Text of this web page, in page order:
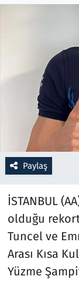
Paylaş
İSTANBUL
olduğu
Tuncel ve
Arası Kısa
Yüzme
Resmi
Sağlık
Savunma
Seçim
Spor